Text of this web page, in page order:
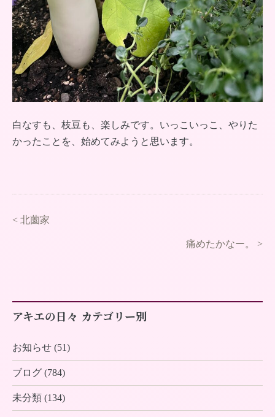
白なすも、枝豆も、楽しみです。いっこいっこ、やりた
かったことを、始めてみようと思います。
< 北薗家
痛めたかなー。 >
アキエの日々 カテゴリー別
お知らせ (51)
ブログ (784)
未分類 (134)